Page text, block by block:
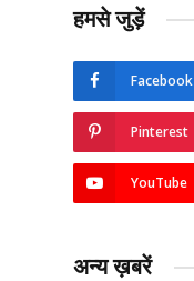
हमसे जुड़ें
Facebook
Pinterest
YouTube
अन्य ख़बरें